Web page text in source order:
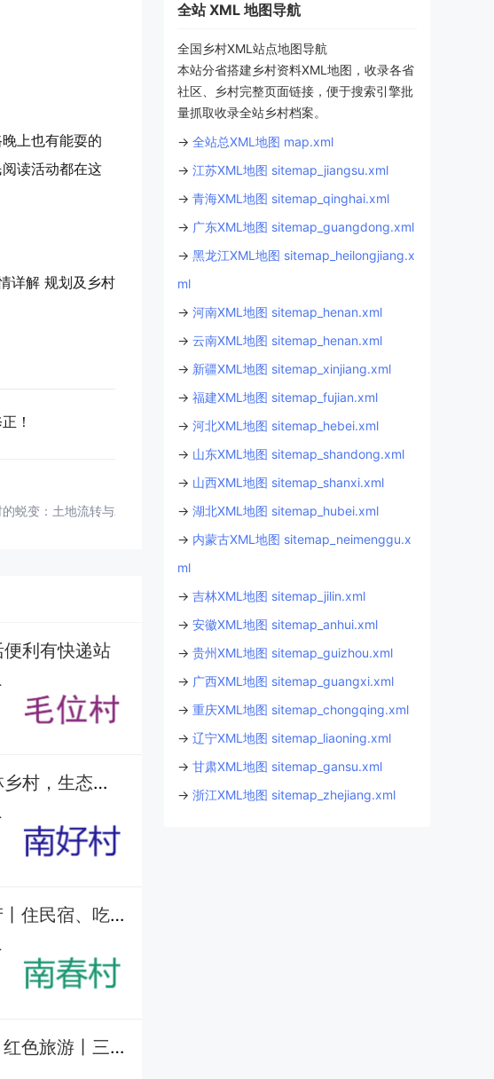
上也有能耍的
读活动都在这
详解 规划及乡村
！
市变：土地流转与农民增收丨快递站与便民服务丨深州丨衡水丨河北
利有快递站
八百来号人，分在...
海南保亭南好村村民主要靠种什么挣钱？红藤和益智种了多少亩？作为国家森林乡村，生态环境到底怎么样？
公里路。全村有...
保亭南春村怎么玩？打卡黎家糯米酒合作社，近仙龙洞 / 槟榔谷还能吃保亭特产丨住民宿、吃长桌宴丨海南
在附近。这里天蓝...
九阡镇石板村：古法酿酒（九阡酒）+ 特色种植，水族村寨的经济与民生现状丨红色旅游丨三都县丨黔南丨贵州
全站 XML 地图导航
全国乡村XML站点地图导航
本站分省搭建乡村资料XML地图，收录各省
社区、乡村完整页面链接，便于搜索引擎批
量抓取收录全站乡村档案。
→ 全站总XML地图 map.xml
→ 江苏XML地图 sitemap_jiangsu.xml
→ 青海XML地图 sitemap_qinghai.xml
→ 广东XML地图 sitemap_guangdong.xml
→ 黑龙江XML地图 sitemap_heilongjiang.x
ml
→ 河南XML地图 sitemap_henan.xml
→ 云南XML地图 sitemap_henan.xml
→ 新疆XML地图 sitemap_xinjiang.xml
→ 福建XML地图 sitemap_fujian.xml
→ 河北XML地图 sitemap_hebei.xml
→ 山东XML地图 sitemap_shandong.xml
→ 山西XML地图 sitemap_shanxi.xml
→ 湖北XML地图 sitemap_hubei.xml
→ 内蒙古XML地图 sitemap_neimenggu.x
ml
→ 吉林XML地图 sitemap_jilin.xml
→ 安徽XML地图 sitemap_anhui.xml
→ 贵州XML地图 sitemap_guizhou.xml
→ 广西XML地图 sitemap_guangxi.xml
→ 重庆XML地图 sitemap_chongqing.xml
→ 辽宁XML地图 sitemap_liaoning.xml
→ 甘肃XML地图 sitemap_gansu.xml
→ 浙江XML地图 sitemap_zhejiang.xml